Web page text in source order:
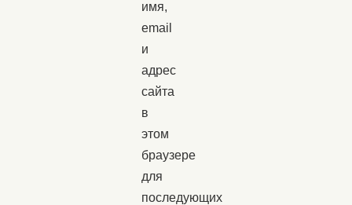
имя,
email
и
адрес
сайта
в
этом
браузере
для
последующих